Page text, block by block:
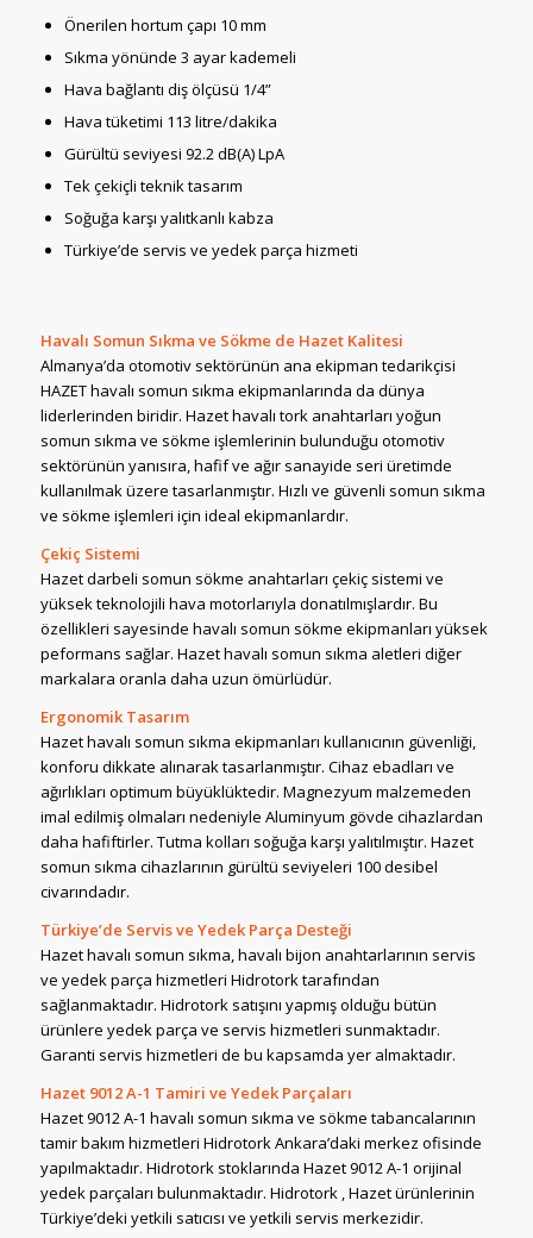
Önerilen hortum çapı 10 mm
Sıkma yönünde 3 ayar kademeli
Hava bağlantı diş ölçüsü 1/4”
Hava tüketimi 113 litre/dakika
Gürültü seviyesi 92.2 dB(A) LpA
Tek çekiçli teknik tasarım
Soğuğa karşı yalıtkanlı kabza
Türkiye’de servis ve yedek parça hizmeti
Havalı Somun Sıkma ve Sökme de Hazet Kalitesi
Almanya’da otomotiv sektörünün ana ekipman tedarikçisi
HAZET havalı somun sıkma ekipmanlarında da dünya
liderlerinden biridir. Hazet havalı tork anahtarları yoğun
somun sıkma ve sökme işlemlerinin bulunduğu otomotiv
sektörünün yanısıra, hafif ve ağır sanayide seri üretimde
kullanılmak üzere tasarlanmıştır. Hızlı ve güvenli somun sıkma
ve sökme işlemleri için ideal ekipmanlardır.
Çekiç Sistemi
Hazet darbeli somun sökme anahtarları çekiç sistemi ve
yüksek teknolojili hava motorlarıyla donatılmışlardır. Bu
özellikleri sayesinde havalı somun sökme ekipmanları yüksek
peformans sağlar. Hazet havalı somun sıkma aletleri diğer
markalara oranla daha uzun ömürlüdür.
Ergonomik Tasarım
Hazet havalı somun sıkma ekipmanları kullanıcının güvenliği,
konforu dikkate alınarak tasarlanmıştır. Cihaz ebadları ve
ağırlıkları optimum büyüklüktedir. Magnezyum malzemeden
imal edilmiş olmaları nedeniyle Aluminyum gövde cihazlardan
daha hafiftirler. Tutma kolları soğuğa karşı yalıtılmıştır. Hazet
somun sıkma cihazlarının gürültü seviyeleri 100 desibel
civarındadır.
Türkiye’de Servis ve Yedek Parça Desteği
Hazet havalı somun sıkma, havalı bijon anahtarlarının servis
ve yedek parça hizmetleri Hidrotork tarafından
sağlanmaktadır. Hidrotork satışını yapmış olduğu bütün
ürünlere yedek parça ve servis hizmetleri sunmaktadır.
Garanti servis hizmetleri de bu kapsamda yer almaktadır.
Hazet 9012 A-1 Tamiri ve Yedek Parçaları
Hazet 9012 A-1 havalı somun sıkma ve sökme tabancalarının
tamir bakım hizmetleri Hidrotork Ankara’daki merkez ofisinde
yapılmaktadır. Hidrotork stoklarında Hazet 9012 A-1 orijinal
yedek parçaları bulunmaktadır. Hidrotork , Hazet ürünlerinin
Türkiye’deki yetkili satıcısı ve yetkili servis merkezidir.